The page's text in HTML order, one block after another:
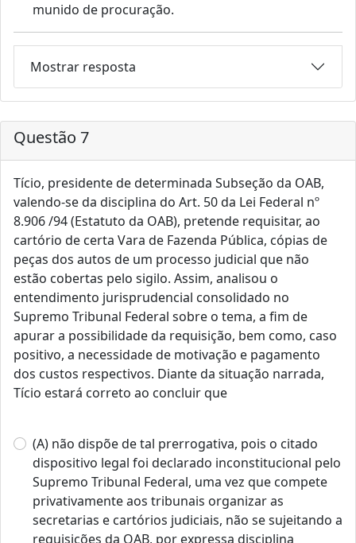
munido de procuração.
Mostrar resposta
Questão 7
Tício, presidente de determinada Subseção da OAB,
valendo-se da disciplina do Art. 50 da Lei Federal nº
8.906 /94 (Estatuto da OAB), pretende requisitar, ao
cartório de certa Vara de Fazenda Pública, cópias de
peças dos autos de um processo judicial que não
estão cobertas pelo sigilo. Assim, analisou o
entendimento jurisprudencial consolidado no
Supremo Tribunal Federal sobre o tema, a fim de
apurar a possibilidade da requisição, bem como, caso
positivo, a necessidade de motivação e pagamento
dos custos respectivos. Diante da situação narrada,
Tício estará correto ao concluir que
(A) não dispõe de tal prerrogativa, pois o citado
dispositivo legal foi declarado inconstitucional pelo
Supremo Tribunal Federal, uma vez que compete
privativamente aos tribunais organizar as
secretarias e cartórios judiciais, não se sujeitando a
requisições da OAB, por expressa disciplina